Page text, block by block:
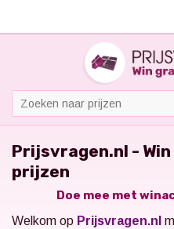
Prijsvragen.nl - Win
prijzen
Doe mee met
Welkom op Prijsvragen.nl